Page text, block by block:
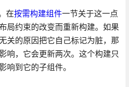
在按需构建组件一节关于这一点
局约束的改变而重新构建。如果
关的原因把它自己标记为脏，那
响，它会更新两次。这个构建只
响到它的子组件。